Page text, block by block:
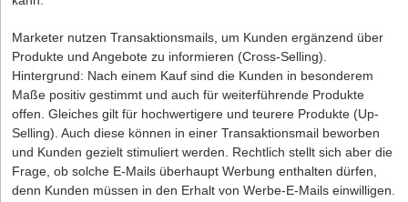
Der Autor Ulrich Kammererist geprüfter ESUG- und StaRUG-
Berater sowie Vorstand von UKMC eG – Die Unternehmer-
Retter by Ulrich Kammerer.
voraus und suchen Sie weder einen Berufsanfänger noch
jemanden mit langjähriger Berufserfahrung.
Erwarten Sie sehr gute Deutschkenntnisse, aber nicht Deutsch
als Muttersprache.
Beschreiben Sie die Tätigkeit spezifisch und nicht die
körperlichen bzw. geistigen Anforderungen an den Bewerber.
Neuregelungen. Sie befürchten irreparable Schäden für digitale
Geschäftsmodelle – unter anderem weil weitere Einschränkungen
beim Tracking die Werbefinanzierung im Internet zerstören
könnten. Angesichts der erheblichen Kritik aus der Wirtschaft
konnten sich die Mitgliedstaaten im Rat der Europäischen Union
bislang nicht auf einen eigenen Entwurf einigen. In diesem Rat
sitzen die Fachminister der EU-Mitgliedstaaten. Ein
(Gegen-)Entwurf des Rats ist aber erforderlich, damit der Rat mit
der EU Kommission und dem Europäischen Parlament in das
Marketer nutzen Transaktionsmails, um Kunden ergänzend über
Produkte und Angebote zu informieren (Cross-Selling).
Hintergrund: Nach einem Kauf sind die Kunden in besonderem
Maße positiv gestimmt und auch für weiterführende Produkte
offen. Gleiches gilt für hochwertigere und teurere Produkte (Up-
Selling). Auch diese können in einer Transaktionsmail beworben
und Kunden gezielt stimuliert werden. Rechtlich stellt sich aber die
Frage, ob solche E-Mails überhaupt Werbung enthalten dürfen,
denn Kunden müssen in den Erhalt von Werbe-E-Mails einwilligen.